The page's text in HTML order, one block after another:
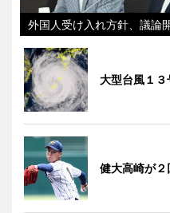
外国人受け入れ方針、議論
大型台風１
健大高崎が